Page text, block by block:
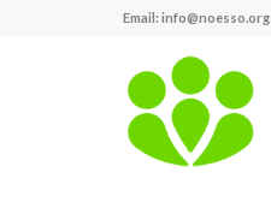
Email: info@noesso.org